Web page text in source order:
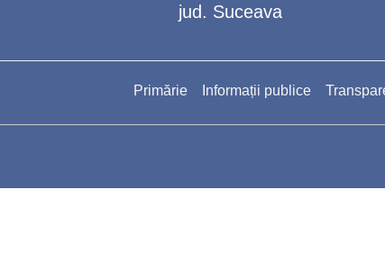
jud. Suceava
Primărie Informații publice